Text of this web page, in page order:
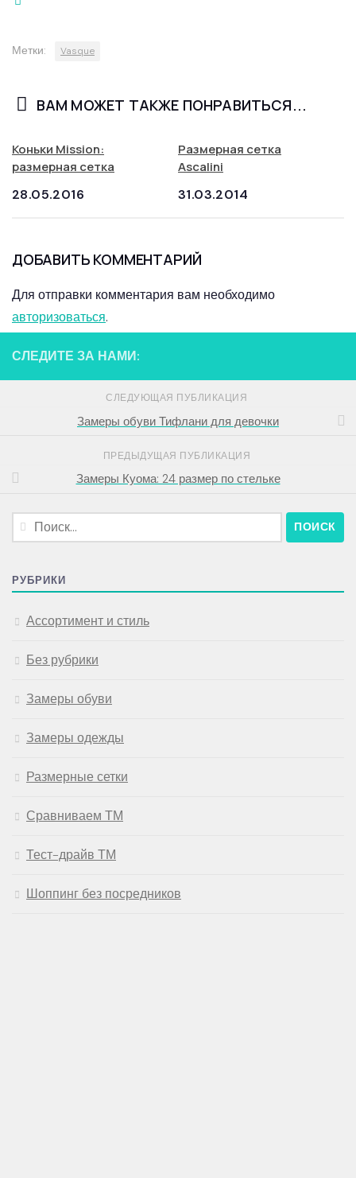
Метки: Vasque
ВАМ МОЖЕТ ТАКЖЕ ПОНРАВИТЬСЯ...
Коньки Mission:
размерная сетка
28.05.2016
Размерная сетка
Ascalini
31.03.2014
ДОБАВИТЬ КОММЕНТАРИЙ
Для отправки комментария вам необходимо
авторизоваться.
СЛЕДИТЕ ЗА НАМИ:
СЛЕДУЮЩАЯ ПУБЛИКАЦИЯ
Замеры обуви Тифлани для девочки
ПРЕДЫДУЩАЯ ПУБЛИКАЦИЯ
Замеры Куома: 24 размер по стельке
Найти:
РУБРИКИ
Ассортимент и стиль
Без рубрики
Замеры обуви
Замеры одежды
Размерные сетки
Сравниваем ТМ
Тест-драйв ТМ
Шоппинг без посредников